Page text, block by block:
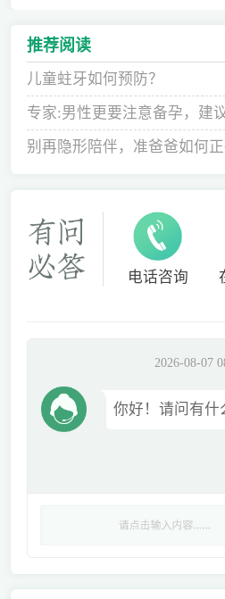
推荐阅读
儿童蛀牙如何预防？
专家:男性更要注意备孕，建
间
别再隐形陪伴，准爸爸如何正
电话咨询
2026-08-07
你好！请问有什